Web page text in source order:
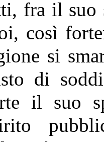
fra il suo
così
si
di
il suo